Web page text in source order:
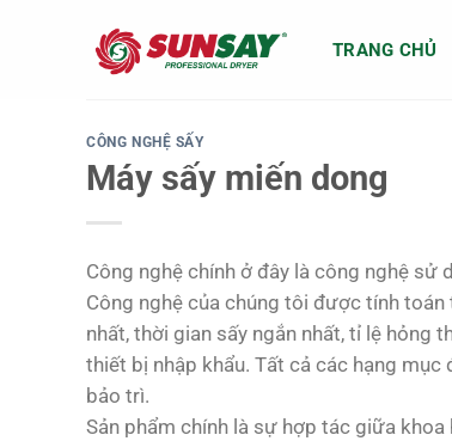
TRANG CHỦ
CÔNG NGHỆ SẤY
Máy sấy miến dong
Công nghệ chính ở đây là công nghệ sử
Công nghệ của chúng tôi được tính
nhất, thời gian sấy ngắn nhất, tỉ lệ hỏng
thiết bị nhập khẩu. Tất cả các hạng
bảo trì.
Sản phẩm chính là sự hợp tác giữa